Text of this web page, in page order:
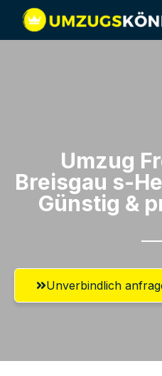
Umzug
Breisgau​ s-
Günstig &
Unverbindlich